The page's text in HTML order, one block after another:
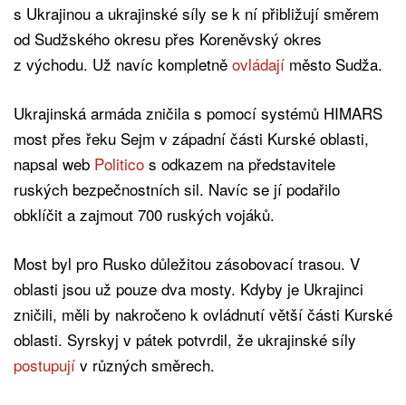
s Ukrajinou a ukrajinské síly se k ní přibližují směrem
od Sudžského okresu přes Koreněvský okres
z východu. Už navíc kompletně ovládají město Sudža.
Ukrajinská armáda zničila s pomocí systémů HIMARS
most přes řeku Sejm v západní části Kurské oblasti,
napsal web Politico s odkazem na představitele
ruských bezpečnostních sil. Navíc se jí podařilo
obklíčit a zajmout 700 ruských vojáků.
Most byl pro Rusko důležitou zásobovací trasou. V
oblasti jsou už pouze dva mosty. Kdyby je Ukrajinci
zničili, měli by nakročeno k ovládnutí větší části Kurské
oblasti. Syrskyj v pátek potvrdil, že ukrajinské síly
postupují v různých směrech.